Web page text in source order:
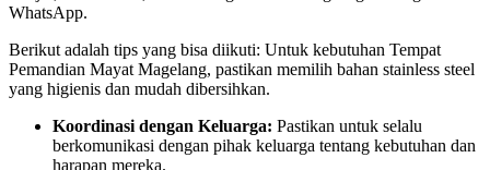
WhatsApp.
Berikut adalah tips yang bisa diikuti: Untuk kebutuhan Tempat
Pemandian Mayat Magelang, pastikan memilih bahan stainless steel
yang higienis dan mudah dibersihkan.
Koordinasi dengan Keluarga: Pastikan untuk selalu
berkomunikasi dengan pihak keluarga tentang kebutuhan dan
harapan mereka.